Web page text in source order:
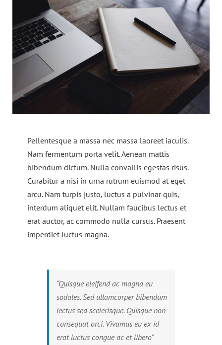
Pellentesque a massa nec massa laoreet iaculis.
Nam fermentum porta velit. Aenean mattis
bibendum dictum. Nulla convallis egestas risus.
Curabitur a nisi in urna rutrum euismod at eget
arcu. Nam turpis justo, luctus a pulvinar quis,
interdum aliquet elit. Nullam faucibus lectus et
erat auctor, ac commodo nulla cursus. Praesent
imperdiet luctus magna.
“Quisque eleifend ac magna eu
sodales. Sed ullamcorper bibendum
lectus sed scelerisque. Quisque non
consequat orci. Vivamus eu ex id
erat luctus congue ac et libero”